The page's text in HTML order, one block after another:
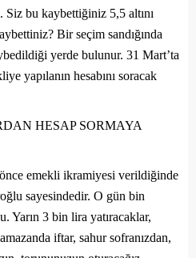
Siz bu kaybettiğiniz 5,5 altını
Bir seçim sandığında
yerde bulunur. 31 Mart’ta
yapılanın hesabını soracak
HESAP SORMAYA
emekli ikramiyesi verildiğinde
sayesindedir. O gün bin
Yarın 3 bin lira yatıracaklar,
iftar, sahur sofranızdan,